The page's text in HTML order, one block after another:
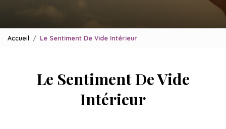
Accueil Le Sentiment De Vide Intérieur
Le Sentiment De Vide
Intérieur